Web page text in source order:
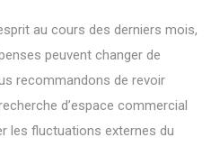
au cours des derniers mois,
peuvent changer de
recommandons de revoir
d’espace commercial
les fluctuations externes du